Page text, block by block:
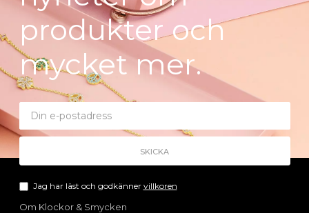
produkter och
mycket mer.
Jag har läst och godkänner villkoren
Om Klockor & Smycken